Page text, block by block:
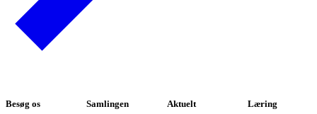
Besøg os Samlingen Aktuelt Læring